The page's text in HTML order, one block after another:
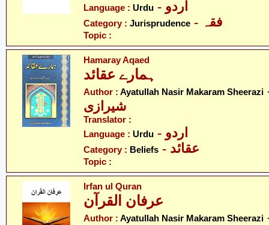
Language : Urdu - اردو
Category : Jurisprudence - فقہ
Topic :
Hamaray Aqaed
ہمارے عقائد
Author : Ayatullah Nasir Makaram Sheerazi
شیرازی
Translator :
Language : Urdu - اردو
Category : Beliefs - عقائد
Topic :
Irfan ul Quran
عرفان القرآن
Author : Ayatullah Nasir Makaram Sheerazi